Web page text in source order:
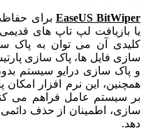
EaseUS BitWiper برای
یا بازیافت لپ تاپ های
کلیدی آن می توان به پاک
سازی فایل ها، پاک سازی
همچنین، این نرم افزار
بر سیستم عامل فراهم می
سازی، اطمینان از حذف
دهد.